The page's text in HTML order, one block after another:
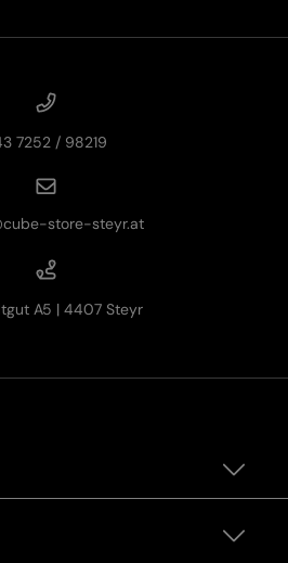
7252 / 98219
store-steyr.at
A5 | 4407 Steyr